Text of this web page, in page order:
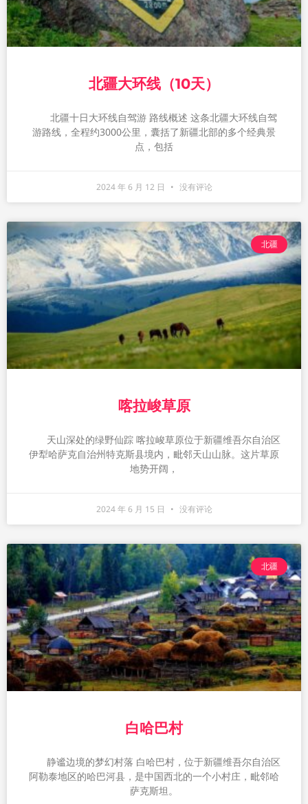
北疆大环线（10天）
北疆十日大环线自驾游 路线概述 这条北疆大环线自驾
游路线，全程约3000公里，囊括了新疆北部的多个经典景
点，包括
2024 年 6 月 12 日 没有评论
北疆
喀拉峻草原
天山深处的绿野仙踪 喀拉峻草原位于新疆维吾尔自治区
伊犁哈萨克自治州特克斯县境内，毗邻天山山脉。这片草原
地势开阔，
2024 年 6 月 15 日 没有评论
北疆
白哈巴村
静谧边境的梦幻村落 白哈巴村，位于新疆维吾尔自治区
阿勒泰地区的哈巴河县，是中国西北的一个小村庄，毗邻哈
萨克斯坦。